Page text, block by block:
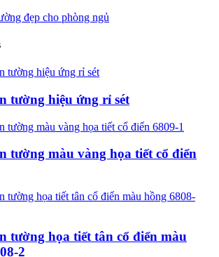
đẹp cho phòng ngủ
tường hiệu ứng rỉ sét
tường màu vàng họa tiết cổ điển
tường họa tiết tân cổ điển màu
2